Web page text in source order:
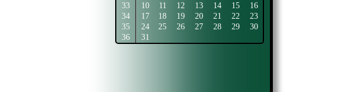
33
10 11 12 13 14 15
16
34
17 18 19 20 21 22
23
35
24 25 26 27 28 29
30
36
31